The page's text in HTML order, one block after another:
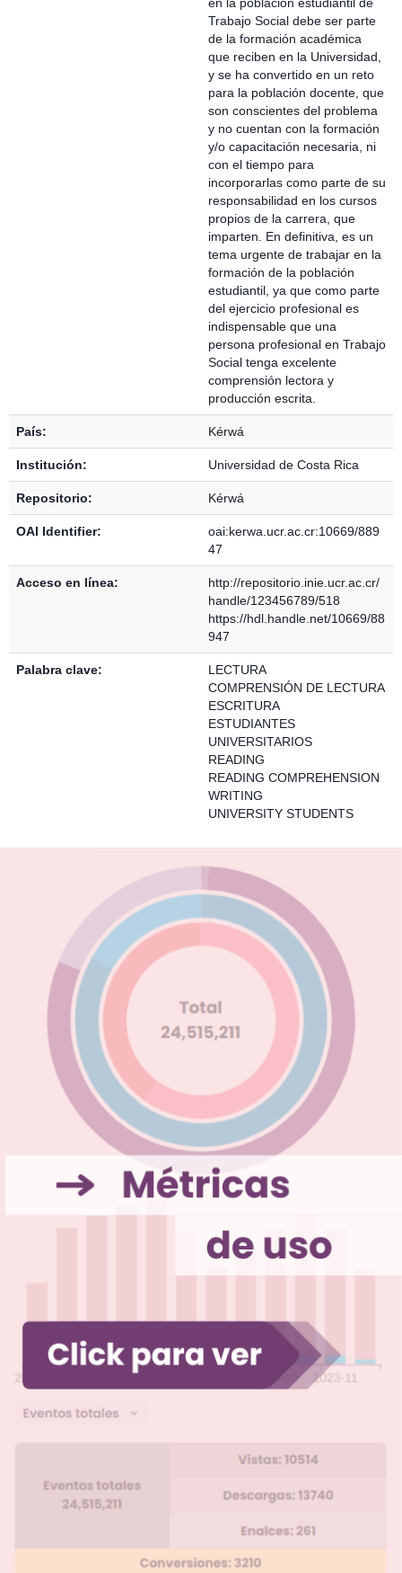
Trabajo Social debe ser parte
de la formación académica
que reciben en la Universidad,
y se ha convertido en un reto
para la población docente, que
son conscientes del problema
y no cuentan con la formación
y/o capacitación necesaria, ni
con el tiempo para
incorporarlas como parte de su
responsabilidad en los cursos
propios de la carrera, que
imparten. En definitiva, es un
tema urgente de trabajar en la
formación de la población
estudiantil, ya que como parte
del ejercicio profesional es
indispensable que una
persona profesional en Trabajo
Social tenga excelente
comprensión lectora y
producción escrita.
País: Kérwá
Institución: Universidad de Costa Rica
Repositorio: Kérwá
OAI Identifier:
oai:kerwa.ucr.ac.cr:10669/889
47
Acceso en línea:
http://repositorio.inie.ucr.ac.cr/
handle/123456789/518
https://hdl.handle.net/10669/88
947
Palabra clave:
LECTURA
COMPRENSIÓN DE LECTURA
ESCRITURA
ESTUDIANTES
UNIVERSITARIOS
READING
READING COMPREHENSION
WRITING
UNIVERSITY STUDENTS